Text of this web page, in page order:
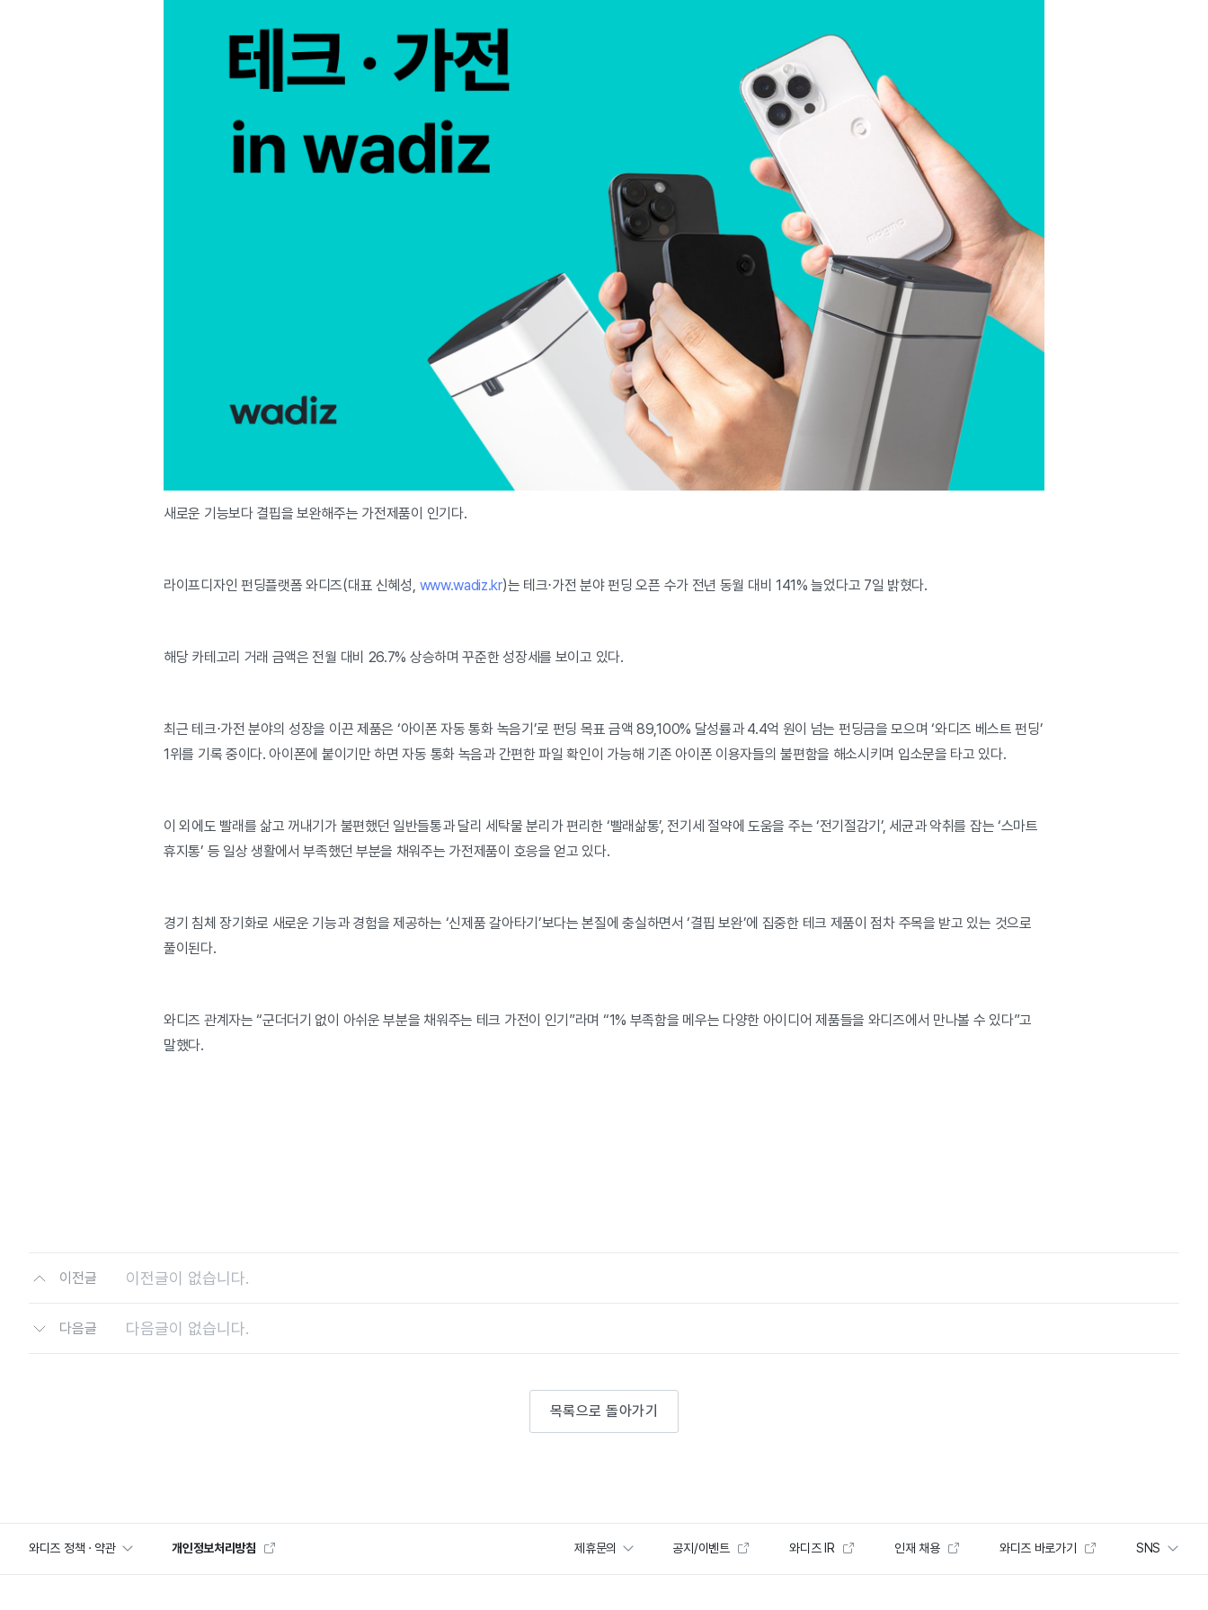
새로운 기능보다 결핍을 보완해주는 가전제품이 인기다.
라이프디자인 펀딩플랫폼 와디즈(대표 신혜성, www.wadiz.kr)는 테크⋅가전 분야 펀딩 오픈 수가 전년 동월 대비 141% 늘었다고 7일 밝혔다.
해당 카테고리 거래 금액은 전월 대비 26.7% 상승하며 꾸준한 성장세를 보이고 있다.
최근 테크⋅가전 분야의 성장을 이끈 제품은 ‘아이폰 자동 통화 녹음기’로 펀딩 목표 금액 89,100% 달성률과 4.4억 원이 넘는 펀딩금을 모으며 ‘와디즈 베스트 펀딩’
1위를 기록 중이다. 아이폰에 붙이기만 하면 자동 통화 녹음과 간편한 파일 확인이 가능해 기존 아이폰 이용자들의 불편함을 해소시키며 입소문을 타고 있다.
이 외에도 빨래를 삶고 꺼내기가 불편했던 일반들통과 달리 세탁물 분리가 편리한 ‘빨래삶통’, 전기세 절약에 도움을 주는 ‘전기절감기’, 세균과 악취를 잡는 ‘스마트
휴지통’ 등 일상 생활에서 부족했던 부분을 채워주는 가전제품이 호응을 얻고 있다.
경기 침체 장기화로 새로운 기능과 경험을 제공하는 ‘신제품 갈아타기’보다는 본질에 충실하면서 ‘결핍 보완’에 집중한 테크 제품이 점차 주목을 받고 있는 것으로
풀이된다.
와디즈 관계자는 “군더더기 없이 아쉬운 부분을 채워주는 테크 가전이 인기”라며 “1% 부족함을 메우는 다양한 아이디어 제품들을 와디즈에서 만나볼 수 있다”고
말했다.
이전글 이전글이 없습니다.
다음글 다음글이 없습니다.
목록으로 돌아가기
와디즈 정책 · 약관 개인정보처리방침 제휴문의 공지/이벤트 와디즈 IR 인재 채용 와디즈 바로가기 SNS